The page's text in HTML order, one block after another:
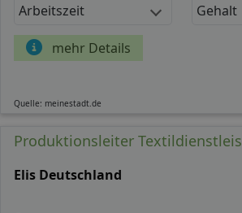
Arbeitszeit Gehalt
mehr Details
Quelle: meinestadt.de
Produktionsleiter
Elis Deutschland